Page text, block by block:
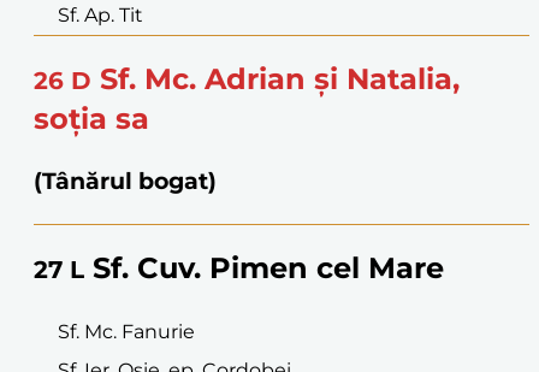
Sf. Ap. Tit
26 D Sf. Mc. Adrian și Natalia,
soția sa
(Tânărul bogat)
27 L Sf. Cuv. Pimen cel Mare
Sf. Mc. Fanurie